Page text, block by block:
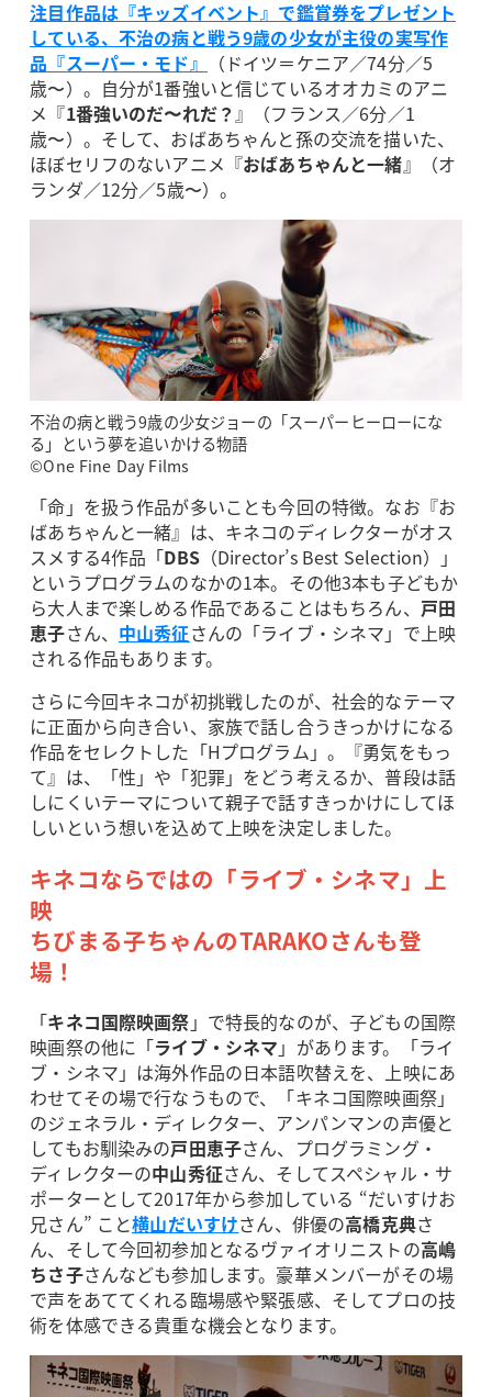
注目作品は『キッズイベント』で鑑賞券をプレゼント
している、不治の病と戦う9歳の少女が主役の実写作
品『スーパー・モド』
（ドイツ＝ケニア／74分／5
歳〜）。自分が1番強いと信じているオオカミのアニ
メ『1番強いのだ〜れだ？』（フランス／6分／1
歳〜）。そして、おばあちゃんと孫の交流を描いた、
ほぼセリフのないアニメ『おばあちゃんと一緒』（オ
ランダ／12分／5歳〜）。
不治の病と戦う9歳の少女ジョーの「スーパーヒーローにな
る」という夢を追いかける物語
©One Fine Day Films
「命」を扱う作品が多いことも今回の特徴。なお『お
ばあちゃんと一緒』は、キネコのディレクターがオス
スメする4作品「DBS（Director’s Best Selection）」
というプログラムのなかの1本。その他3本も子どもか
ら大人まで楽しめる作品であることはもちろん、 戸田
恵子さん、 中山秀征さんの「ライブ・シネマ」で上映
される作品もあります。
さらに今回キネコが初挑戦したのが、社会的なテーマ
に正面から向き合い、家族で話し合うきっかけになる
作品をセレクトした「Hプログラム」。『勇気をもっ
て』は、「性」や「犯罪」をどう考えるか、普段は話
しにくいテーマについて親子で話すきっかけにしてほ
しいという想いを込めて上映を決定しました。
キネコならではの「ライブ・シネマ」上
映
ちびまる子ちゃんのTARAKOさんも登
場！
「キネコ国際映画祭 」で特長的なのが、子どもの国際
映画祭の他に「ライブ・シネマ 」があります。「ライ
ブ・シネマ」は海外作品の日本語吹替えを、上映にあ
わせてその場で行なうもので、「キネコ国際映画祭」
のジェネラル・ディレクター、アンパンマンの声優と
してもお馴染みの戸田恵子さん、プログラミング・
ディレクターの中山秀征さん、そしてスペシャル・サ
ポーターとして2017年から参加している “だいすけお
兄さん” こと横山だいすけさん、俳優の高橋克典さ
ん、そして今回初参加となるヴァイオリニストの高嶋
ちさ子さんなども参加します。豪華メンバーがその場
で声をあててくれる臨場感や緊張感、そしてプロの技
術を体感できる貴重な機会となります。